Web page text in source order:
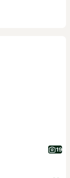
19